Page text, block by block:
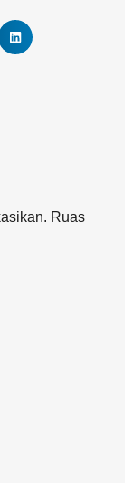
Ruas